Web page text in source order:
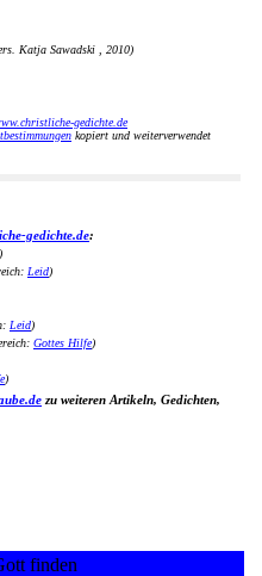
Katja Sawadski , 2010)
gedichte.de
kopiert und weiterverwendet
gedichte.de:
)
Leid)
Leid)
Gottes Hilfe)
)
zu weiteren Artikeln, Gedichten,
finden